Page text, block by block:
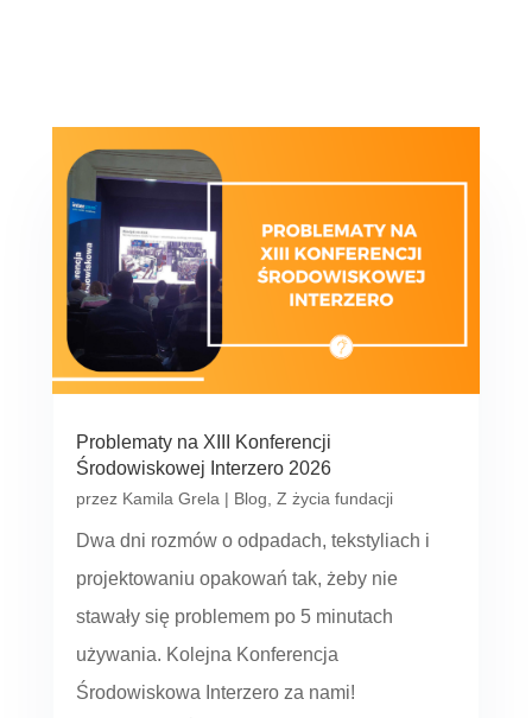
Problematy na XIII Konferencji
Środowiskowej Interzero 2026
przez Kamila Grela | Blog Z życia fundacji
Dwa dni rozmów o odpadach, tekstyliach i
projektowaniu opakowań tak, żeby nie
stawały się problemem po 5 minutach
używania. Kolejna Konferencja
Środowiskowa Interzero za nami!